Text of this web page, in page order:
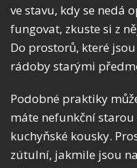
ve stavu, kdy se nedá
fungovat, zkuste si z
Do prostorů, které
rádoby starými
Podobné praktiky
máte nefunkční
kuchyňské kousky.
zútulní, jakmile jsou